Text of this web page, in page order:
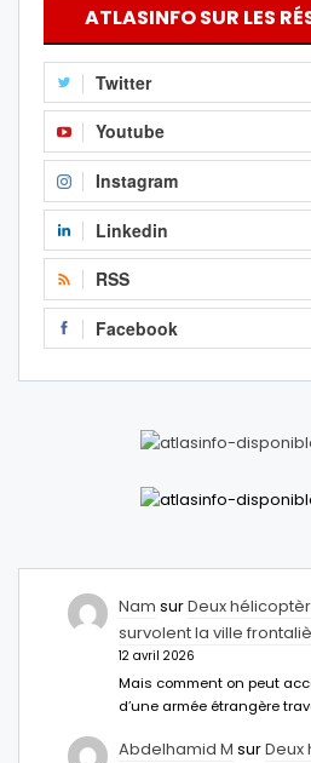
ATLASINFO SUR LES
Twitter
Youtube
Instagram
Linkedin
RSS
Facebook
Nam surDeux
survolent la ville
12 avril 2026
Mais comment on peut
d’une armée étrangère
Abdelhamid M sur